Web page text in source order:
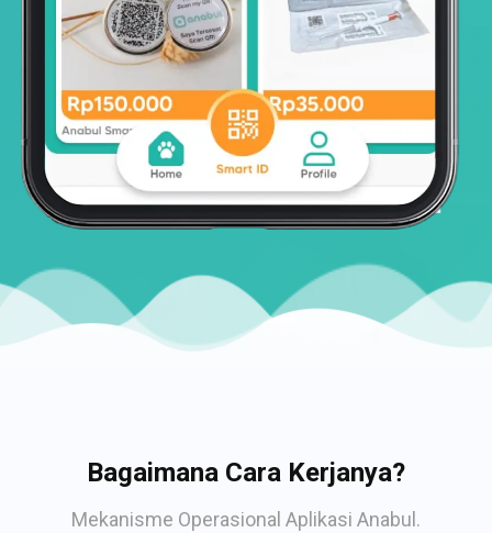
Bagaimana Cara Kerjanya?
Mekanisme Operasional Aplikasi Anabul.